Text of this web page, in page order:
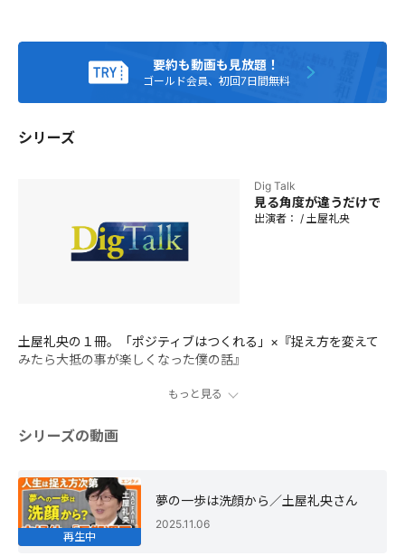
要約も動画も見放題！
ゴールド会員、初回7日間無料
シリーズ
Dig Talk
見る角度が違うだけで
出演者： / 土屋礼央
土屋礼央の１冊。「ポジティブはつくれる」×『捉え方を変えて
みたら大抵の事が楽しくなった僕の話』
もっと見る
シリーズの動画
再生中
夢の一歩は洗顔から／土屋礼央さん
2025.11.06